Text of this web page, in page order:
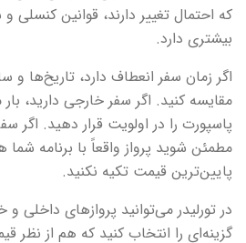
که احتمال تغییر دارند، قوانین
بیشتری دارد.
اگر زمان سفر انعطاف دارد، تاریخ‌ها
مقایسه کنید. اگر سفر خارجی دارید، بار
پاسپورت را در اولویت قرار دهید. اگر
مطمئن شوید پرواز واقعاً با برنامه
پایین‌ترین قیمت تکیه نکنید.
در تورلیدر می‌توانید پروازهای داخلی
گزینه‌ای را انتخاب کنید که هم از